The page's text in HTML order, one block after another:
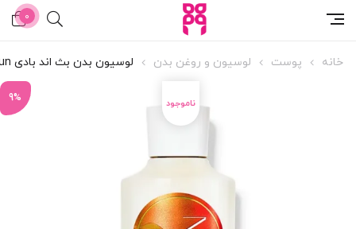
0
خانه پوست لوسیون و روغن بدن لوسیون بدن بث اند بادی In The Sun
9%